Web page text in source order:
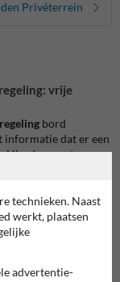
Privéterrein
vrije
bord
informatie dat er een
Hierdoor weten
en dat
hebben
technieken. Naast
werkt, plaatsen
advertentie-